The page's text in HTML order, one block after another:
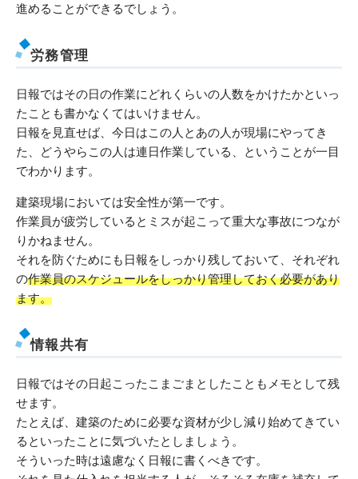
進めることができるでしょう。
労務管理
日報ではその日の作業にどれくらいの人数をかけたかといっ
たことも書かなくてはいけません。
日報を見直せば、今日はこの人とあの人が現場にやってき
た、どうやらこの人は連日作業している、ということが一目
でわかります。
建築現場においては安全性が第一です。
作業員が疲労しているとミスが起こって重大な事故につなが
りかねません。
それを防ぐためにも日報をしっかり残しておいて、それぞれ
の作業員のスケジュールをしっかり管理しておく必要があり
ます。
情報共有
日報ではその日起こったこまごまとしたこともメモとして残
せます。
たとえば、建築のために必要な資材が少し減り始めてきてい
るといったことに気づいたとしましょう。
そういった時は遠慮なく日報に書くべきです。